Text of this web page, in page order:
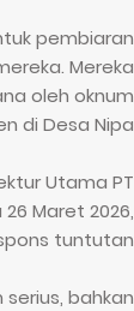
pembiaran
Mereka
oleh oknum
di Desa Nipa.
Utama PT
Maret 2026,
tuntutan.
bahkan